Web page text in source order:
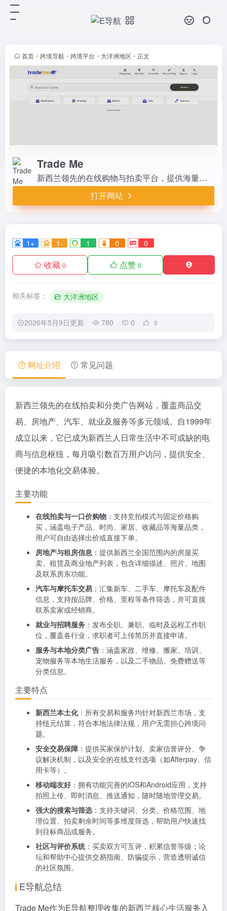
首页 • 跨境导航 • 跨境平台 • 大洋洲地区 • 正文
Trade Me
新西兰领先的在线购物与拍卖平台，提供海量二手商品、新车、房产、招聘及服务信息。用户可轻松买卖各类物品，享受安全交易体验。覆盖全国，每日更新，是本地居民与商家首选的分类市场。
打开网站
1+ 1- 1 0 0
收藏 0 点赞 0
相关标签： 大洋洲地区
2026年5月9日更新 780 0 0
聘及服务信息。用户可轻松买卖各类
物品，享受安全交易体验。覆盖全
国，每日更新，是本地居民与商家首
选...
网址介绍 常见问题
新西兰领先的在线拍卖和分类广告网站，覆盖商品交
易、房地产、汽车、就业及服务等多元领域。自1999年
成立以来，它已成为新西兰人日常生活中不可或缺的电
商与信息枢纽，每月吸引数百万用户访问，提供安全、
便捷的本地化交易体验。
主要功能
在线拍卖与一口价购物 ：支持竞拍模式与固定价格购
买，涵盖电子产品、时尚、家居、收藏品等海量品类，
用户可自由选择出价或直接下单。
房地产与租房信息 ：提供新西兰全国范围内的房屋买
卖、租赁及商业地产列表，包含详细描述、照片、地图
及联系房东功能。
汽车与摩托车交易 ：汇集新车、二手车、摩托车及配件
信息，支持按品牌、价格、里程等条件筛选，并可直接
联系卖家或经销商。
就业与招聘服务 ：发布全职、兼职、临时及远程工作职
位，覆盖各行业，求职者可上传简历并直接申请。
服务与本地分类广告 ：涵盖家政、维修、搬家、培训、
宠物服务等本地生活服务，以及二手物品、免费赠送等
分类信息。
主要特点
新西兰本土化：所有交易和服务均针对新西兰市场，支
持纽元结算，符合本地法律法规，用户无需担心跨境问
题。
安全交易保障 ：提供买家保护计划、卖家信誉评分、争
议解决机制，以及安全的在线支付选项（如Afterpay、信
用卡等）。
移动端友好 ：拥有功能完善的iOS和Android应用，支持
拍照上传、即时消息、推送通知，随时随地管理交易。
强大的搜索与筛选：支持关键词、分类、价格范围、地
理位置、拍卖剩余时间等多维度筛选，帮助用户快速找
到目标商品或服务。
社区与评价系统：买卖双方可互评，积累信誉等级；论
坛和帮助中心提供交易指南、防骗提示，营造透明诚信
的社区氛围。
E导航总结
Trade Me作为E导航整理收集的新西兰核心生活服务入